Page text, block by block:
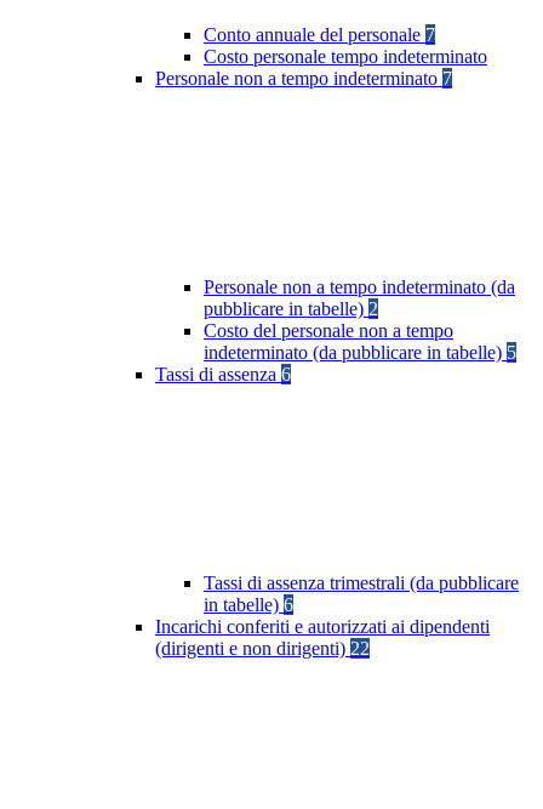
Conto annuale del personale 7
Costo personale tempo indeterminato
Personale non a tempo indeterminato 7
Personale non a tempo indeterminato (da
pubblicare in tabelle) 2
Costo del personale non a tempo
indeterminato (da pubblicare in tabelle) 5
Tassi di assenza 6
Tassi di assenza trimestrali (da pubblicare
in tabelle) 6
Incarichi conferiti e autorizzati ai dipendenti
(dirigenti e non dirigenti) 22